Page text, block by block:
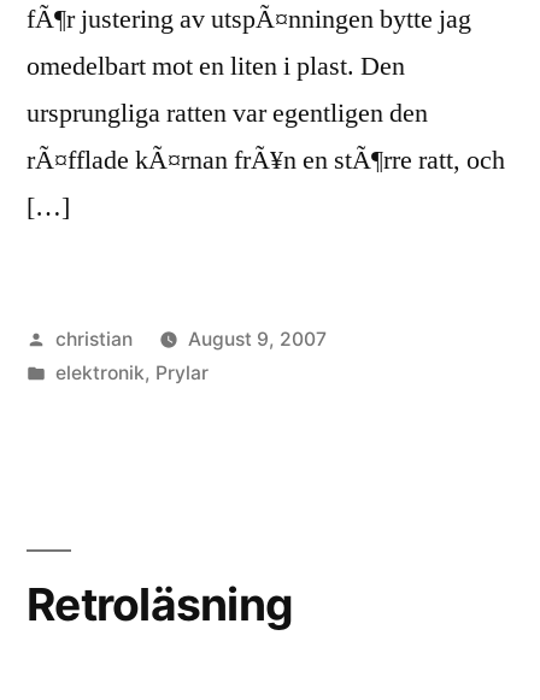
fÃ¶r justering av utspÃ¤nningen bytte jag
omedelbart mot en liten i plast. Den
ursprungliga ratten var egentligen den
rÃ¤fflade kÃ¤rnan frÃ¥n en stÃ¶rre ratt, och
[…]
Posted
by
christian
August 9, 2007
Posted
elektronik, Prylar
Retroläsning